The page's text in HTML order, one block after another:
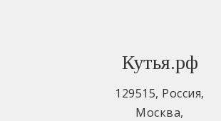
Кутья.рф
129515, Россия,
Москва,